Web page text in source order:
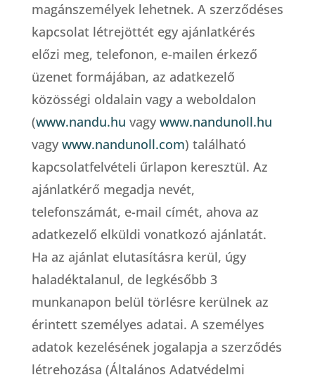
magánszemélyek lehetnek. A szerződéses
kapcsolat létrejöttét egy ajánlatkérés
előzi meg, telefonon, e-mailen érkező
üzenet formájában, az adatkezelő
közösségi oldalain vagy a weboldalon
(www.nandu.hu vagy www.nandunoll.hu
vagy www.nandunoll.com) található
kapcsolatfelvételi űrlapon keresztül. Az
ajánlatkérő megadja nevét,
telefonszámát, e-mail címét, ahova az
adatkezelő elküldi vonatkozó ajánlatát.
Ha az ajánlat elutasításra kerül, úgy
haladéktalanul, de legkésőbb 3
munkanapon belül törlésre kerülnek az
érintett személyes adatai. A személyes
adatok kezelésének jogalapja a szerződés
létrehozása (Általános Adatvédelmi